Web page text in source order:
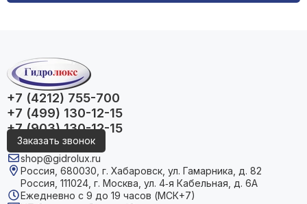
+7 (4212) 755-700
+7 (499) 130-12-15
+7 (903) 130-12-15
Заказать звонок
shop@gidrolux.ru
Россия, 680030, г. Хабаровск, ул. Гамарника, д. 82
Россия, 111024, г. Москва, ул. 4‑я Кабельная, д. 6А
Ежедневно с 9 до 19 часов (МСК+7)